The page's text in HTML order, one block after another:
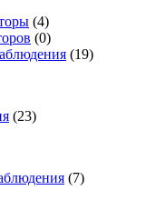
(4)
(0)
(19)
(23)
(7)